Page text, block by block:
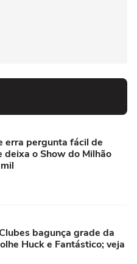
erra pergunta fácil de
deixa o Show do Milhão
bagunça grade da
Huck e Fantástico; veja